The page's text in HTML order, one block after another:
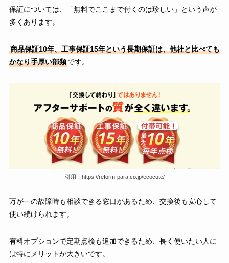
保証については、「無料でここまで付くのは珍しい」という声が
多くあります。
商品保証10年、工事保証15年という長期保証は、他社と比べても
かなり手厚い部類です。
引用：https://reform-para.co.jp/ecocute/
万が一の故障時も相談できる窓口があるため、交換後も安心して
使い続けられます。
有料オプションで定期点検も追加できるため、長く使いたい人に
は特にメリットが大きいです。